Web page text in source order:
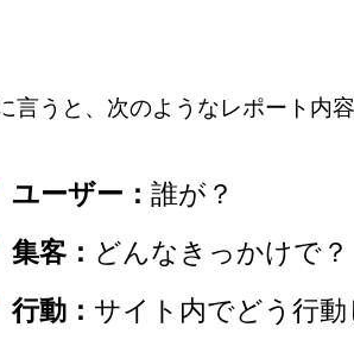
言うと、次のようなレポート内
ユーザー： 誰が？
集客： どんなきっかけで？
行動： サイト内でどう行動